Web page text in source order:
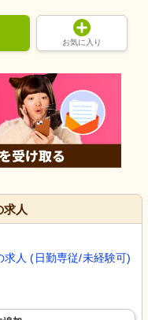
お気に入り
求人
求人 (日勤専従/未経験可)